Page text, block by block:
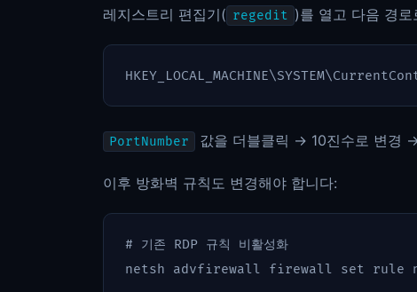
레지스트리 편집기( regedit )를 열고 다음 경로
PortNumber 값을 더블클릭 → 10진수로 변경
이후 방화벽 규칙도 변경해야 합니다:
# 기존 RDP 규칙 비활성화
netsh
advfirewall firewall set rule